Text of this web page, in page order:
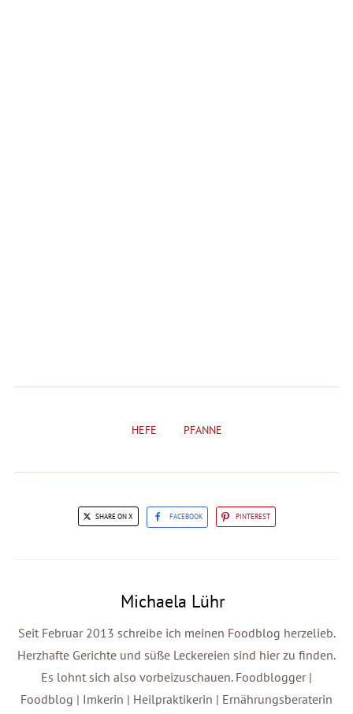
HEFE PFANNE
SHARE ON X FACEBOOK PINTEREST
Michaela Lühr
Seit Februar 2013 schreibe ich meinen Foodblog herzelieb.
Herzhafte Gerichte und süße Leckereien sind hier zu finden.
Es lohnt sich also vorbeizuschauen. Foodblogger |
Foodblog | Imkerin | Heilpraktikerin | Ernährungsberaterin